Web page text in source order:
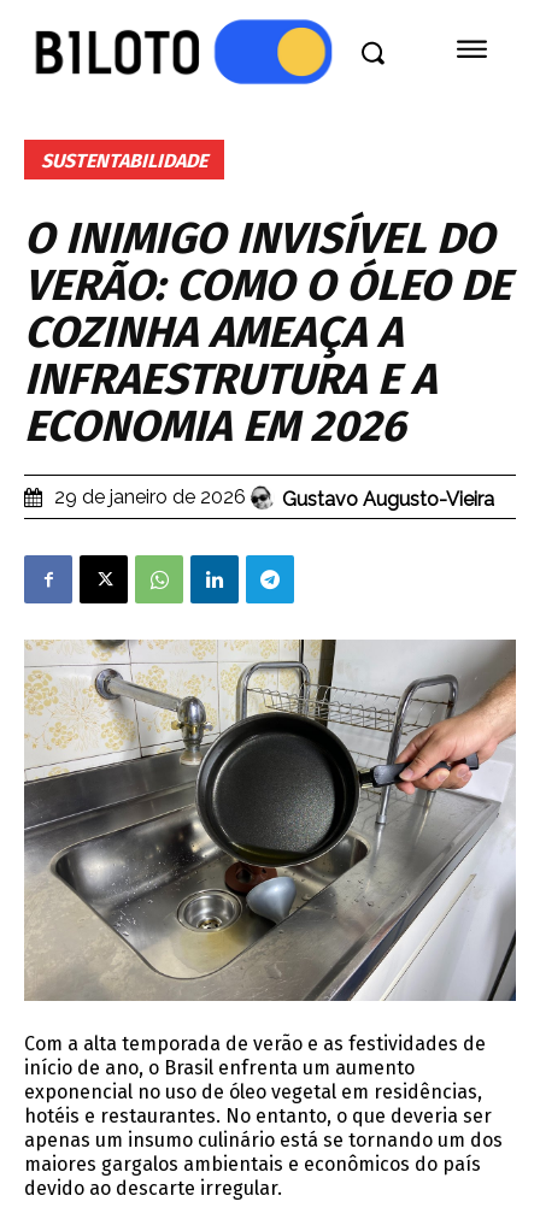
SUSTENTABILIDADE
O INIMIGO INVISÍVEL DO
VERÃO: COMO O ÓLEO DE
COZINHA AMEAÇA A
INFRAESTRUTURA E A
ECONOMIA EM 2026
29 de janeiro de 2026 Gustavo Augusto-Vieira
Com a alta temporada de verão e as festividades de
início de ano, o Brasil enfrenta um aumento
exponencial no uso de óleo vegetal em residências,
hotéis e restaurantes. No entanto, o que deveria ser
apenas um insumo culinário está se tornando um dos
maiores gargalos ambientais e econômicos do país
devido ao descarte irregular.